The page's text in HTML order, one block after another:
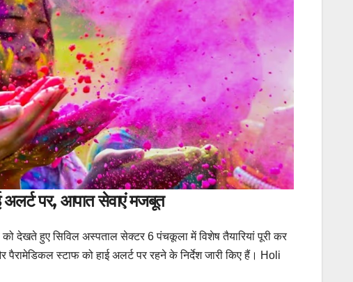
पर, आपात सेवाएं मजबूत
देखते हुए सिविल अस्पताल सेक्टर 6 पंचकूला में विशेष तैयारियां पूरी कर
स्टाफ को हाई अलर्ट पर रहने के निर्देश जारी किए हैं। Holi